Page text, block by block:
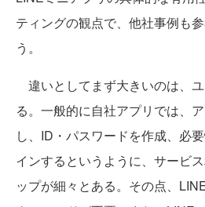
ティングの観点で、他社事例も
う。
違いとしてまず大きいのは、
る。一般的に自社アプリでは、
し、ID・パスワードを作成、必
インするというように、サービ
ップが細々とある。その点、